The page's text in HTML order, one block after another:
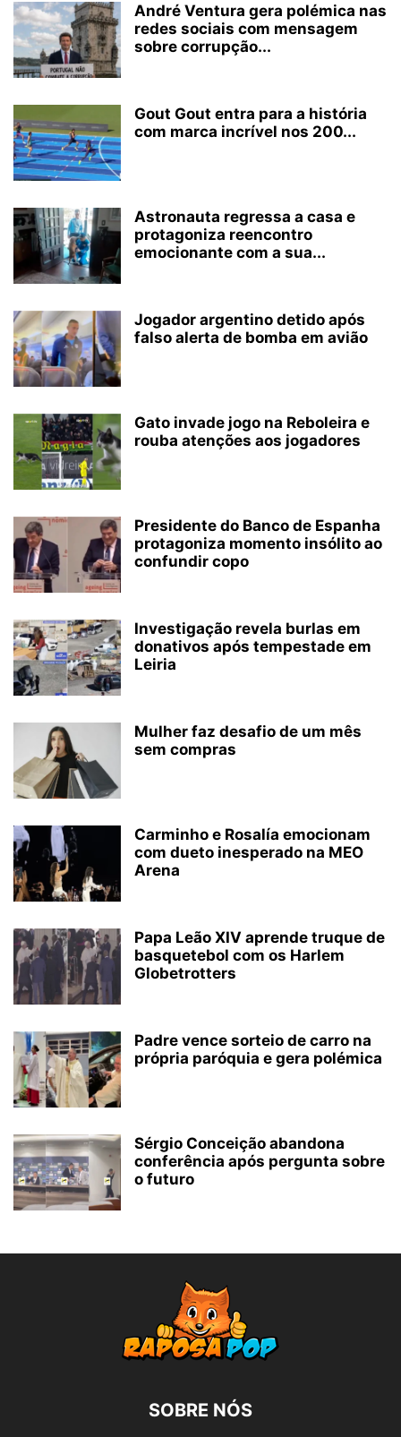
André Ventura gera polémica nas
redes sociais com mensagem
sobre corrupção...
Gout Gout entra para a história
com marca incrível nos 200...
Astronauta regressa a casa e
protagoniza reencontro
emocionante com a sua...
Jogador argentino detido após
falso alerta de bomba em avião
Gato invade jogo na Reboleira e
rouba atenções aos jogadores
Presidente do Banco de Espanha
protagoniza momento insólito ao
confundir copo
Investigação revela burlas em
donativos após tempestade em
Leiria
Mulher faz desafio de um mês
sem compras
Carminho e Rosalía emocionam
com dueto inesperado na MEO
Arena
Papa Leão XIV aprende truque de
basquetebol com os Harlem
Globetrotters
Padre vence sorteio de carro na
própria paróquia e gera polémica
Sérgio Conceição abandona
conferência após pergunta sobre
o futuro
SOBRE NÓS